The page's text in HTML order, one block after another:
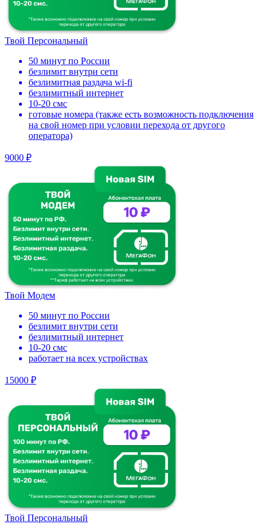
Твой Персональный
50 минут по России
безлимит внутри сети
безлимитная раздача wi-fi
безлимитный интернет
10-20 смс
готовые номера (также есть возможность подключения
на свой номер при условии перехода от другого
оператора)
9000 ₽
Твой Модем
50 минут по России
безлимит внутри сети
безлимитный интернет
10-20 смс
работает на всех устройствах
15000 ₽
Твой Персональный